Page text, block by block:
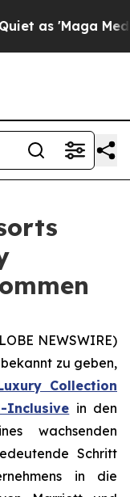
'Maga Media
NEWSWIRE)
zu geben,
Collection
Inclusive in den
wachsenden
Schritt
in die